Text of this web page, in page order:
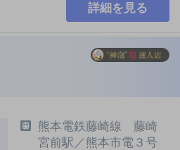
詳細を見る
熊本電鉄藤崎線 藤崎
宮前駅／熊本市電３号